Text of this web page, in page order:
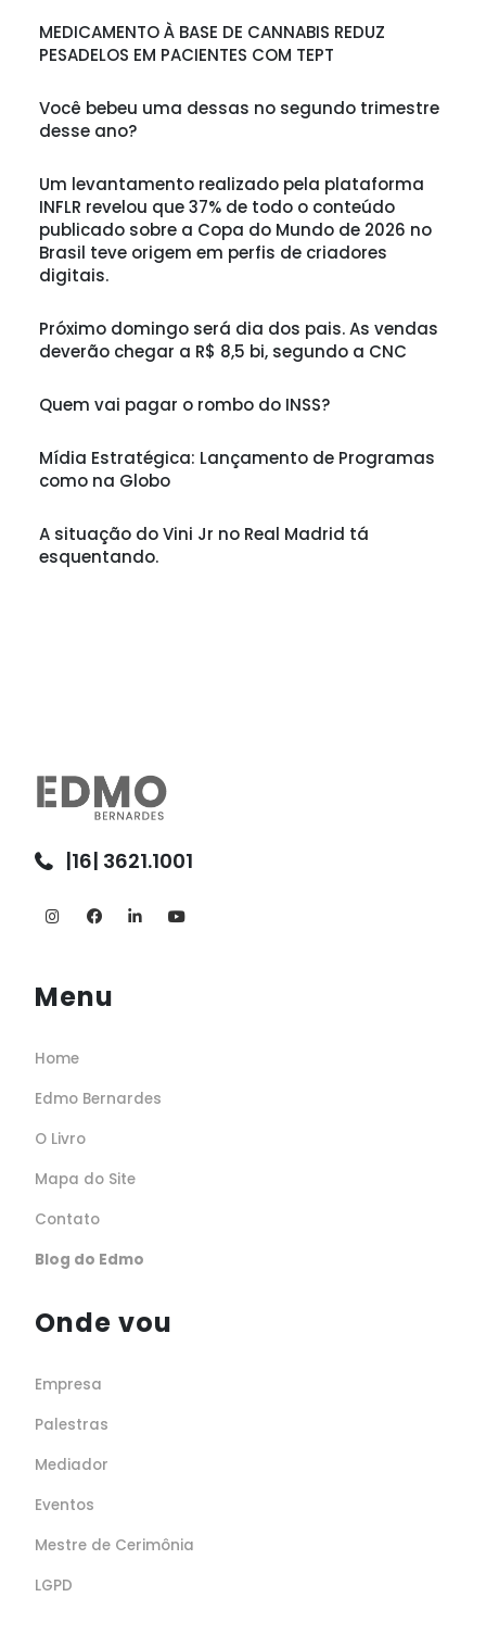
MEDICAMENTO À BASE DE CANNABIS REDUZ
PESADELOS EM PACIENTES COM TEPT
Você bebeu uma dessas no segundo trimestre
desse ano?
Um levantamento realizado pela plataforma
INFLR revelou que 37% de todo o conteúdo
publicado sobre a Copa do Mundo de 2026 no
Brasil teve origem em perfis de criadores
digitais.
Próximo domingo será dia dos pais. As vendas
deverão chegar a R$ 8,5 bi, segundo a CNC
Quem vai pagar o rombo do INSS?
Mídia Estratégica: Lançamento de Programas
como na Globo
A situação do Vini Jr no Real Madrid tá
esquentando.
|16| 3621.1001
Menu
Home
Edmo Bernardes
O Livro
Mapa do Site
Contato
Blog do Edmo
Onde vou
Empresa
Palestras
Mediador
Eventos
Mestre de Cerimônia
LGPD